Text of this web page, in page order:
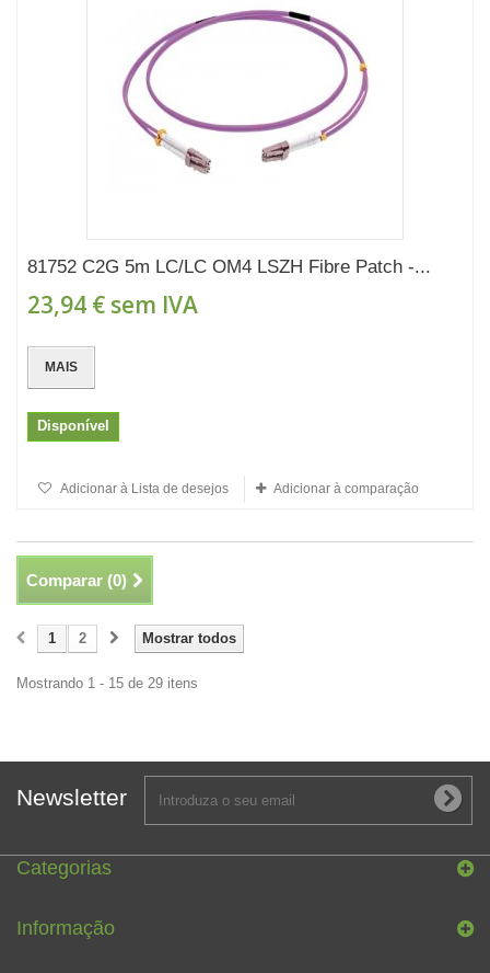
81752 C2G 5m LC/LC OM4 LSZH Fibre Patch -...
23,94 € sem IVA
MAIS
Disponível
Adicionar à Lista de desejos Adicionar à comparação
Comparar (0)
Mostrar todos
1 2
Mostrando 1 - 15 de 29 itens
Newsletter
Categorias
Informação